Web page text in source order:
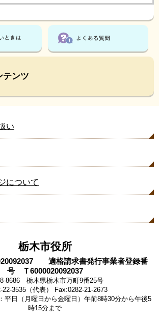
テンツ
い
について
栃木市役所
適格請求書発行事業者登録番
号 Ｔ6000020092037
8686 栃木県栃木市万町9番25号
22-3535（代表） Fax:0282-21-2673
平日（月曜日から金曜日）午前8時30分から午後5
時15分まで